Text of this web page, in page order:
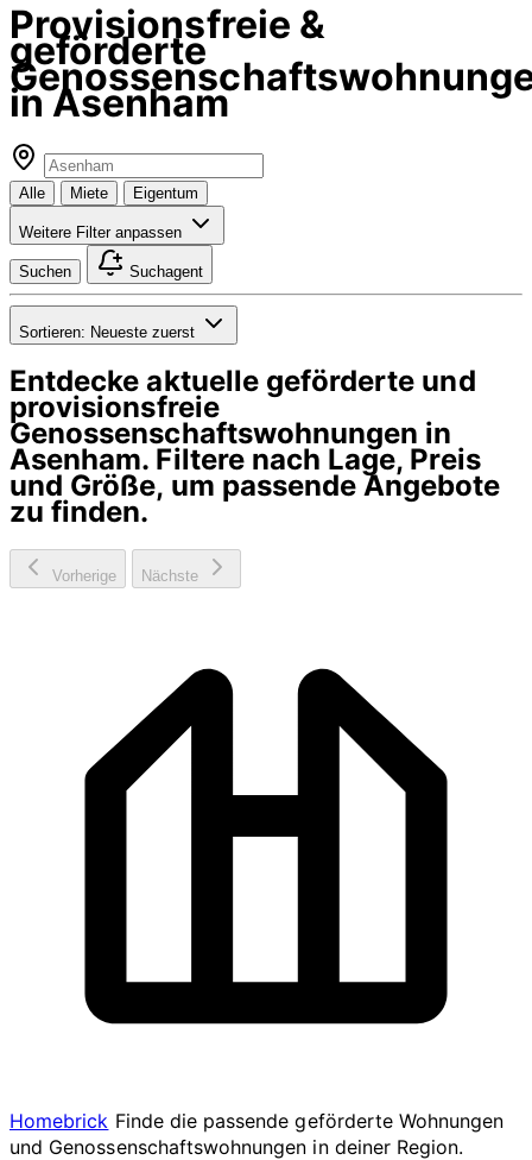
Provisionsfreie &
geförderte
in Asenham
Alle Miete Eigentum
Weitere Filter anpassen
Suchen Suchagent
Sortieren: Neueste zuerst
Entdecke aktuelle geförderte und
provisionsfreie
Genossenschaftswohnungen in
Asenham. Filtere nach Lage, Preis
und Größe, um passende Angebote
zu finden.
Vorherige Nächste
Homebrick Finde die passende geförderte Wohnungen
und Genossenschaftswohnungen in deiner Region.